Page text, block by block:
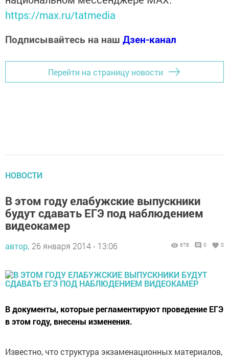
https://max.ru/tatmedia
Подписывайтесь на наш Дзен-канал
Перейти на страницу новости
НОВОСТИ
В этом году елабужские выпускники
будут сдавать ЕГЭ под наблюдением
видеокамер
автор, 26 января 2014 - 13:06 678 0 0
В документы, которые регламентируют проведение ЕГЭ
в этом году, внесены изменения.
Известно, что структура экзаменационных материалов,